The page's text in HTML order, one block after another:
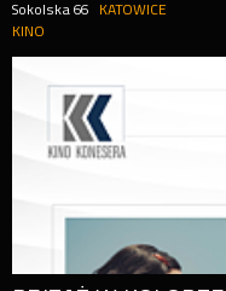
Sokolska 66
KATOWICE
KINO